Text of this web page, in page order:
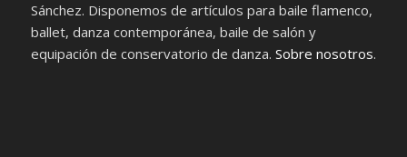
Sánchez. Disponemos de artículos para baile flamenco,
ballet, danza contemporánea, baile de salón y
equipación de conservatorio de danza. Sobre nosotros.